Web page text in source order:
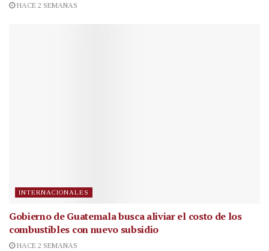
HACE 2 SEMANAS
INTERNACIONALES
Gobierno de Guatemala busca aliviar el costo de los
combustibles con nuevo subsidio
HACE 2 SEMANAS